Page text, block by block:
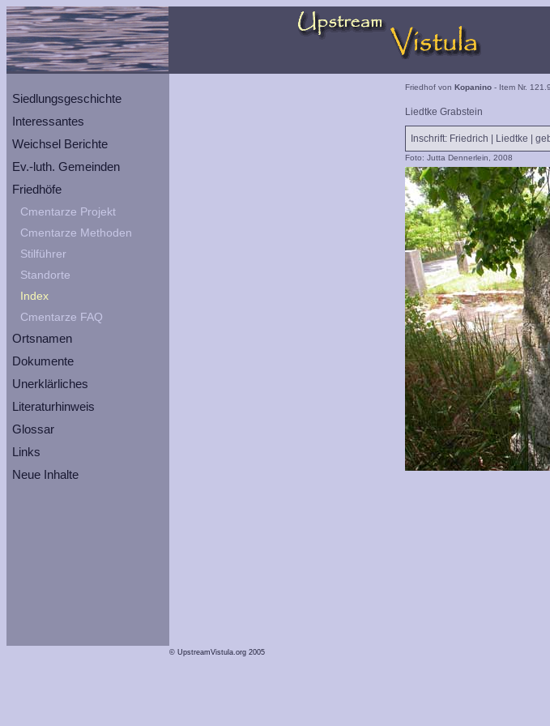
Siedlungsgeschichte
Interessantes
Weichsel Berichte
Ev.-luth. Gemeinden
Friedhöfe
Cmentarze Projekt
Cmentarze Methoden
Stilführer
Standorte
Index
Cmentarze FAQ
Ortsnamen
Dokumente
Unerklärliches
Literaturhinweis
Glossar
Links
Neue Inhalte
Friedhof von Kopanino- Item Nr.
Liedtke Grabstein
Inschrift: Friedrich | Liedtke |
Foto: Jutta Dennerlein, 2008
© UpstreamVistula.org 2005